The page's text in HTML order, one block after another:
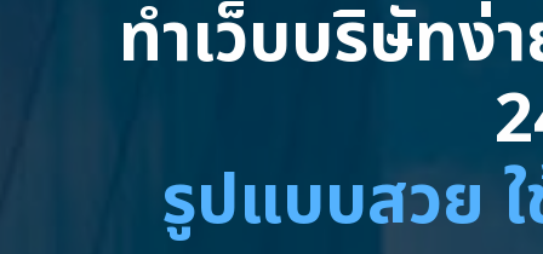
ทำเว็บบริษัทง่
รูปแบบสวย